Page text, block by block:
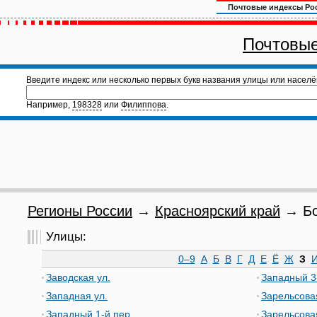
Почтовые индексы
Введите индекс или несколько первых букв названия улицы или
Например, 198328 или Филиппова.
Регионы России → Красноярский край →
Улицы:
0–9 А Б В Г Д Е Ё Ж З
Заводская ул.
Западная ул.
Западный 1-й пер.
Западный